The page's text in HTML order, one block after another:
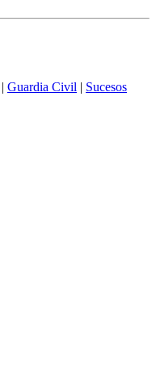
| Guardia Civil | Sucesos